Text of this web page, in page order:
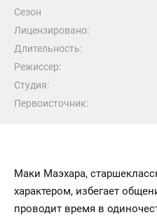
Сезон
Лицензировано:
Длительность:
Режиссер:
Студия:
Первоисточник:
Маки Маэхара,
характером, избегает
проводит время в